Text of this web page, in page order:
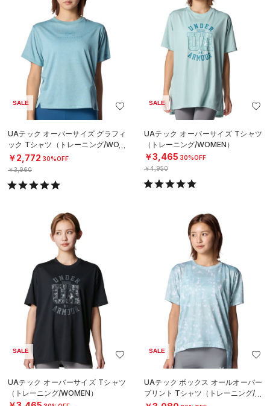
SALE
UAテック オーバーサイズ グラフィ
ック Tシャツ（トレーニング/WOM
EN）
￥2,772 30%OFF
￥3,960
SALE
UAテック オーバーサイズ Tシャツ
（トレーニング/WOMEN）
￥3,465 30%OFF
￥4,950
SALE
UAテック オーバーサイズ Tシャツ
（トレーニング/WOMEN）
SALE
UAテック ボックス オールオーバー
プリント Tシャツ（トレーニング/W
OMEN）